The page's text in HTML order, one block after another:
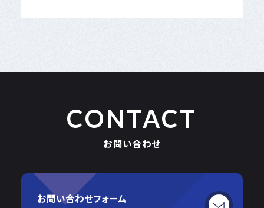
CONTACT
お問い合わせ
お問い合わせフォーム